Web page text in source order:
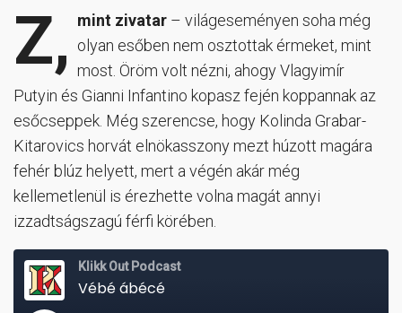
Z, mint zivatar – világeseményen soha még
olyan esőben nem osztottak érmeket, mint
most. Öröm volt nézni, ahogy Vlagyimír
Putyin és Gianni Infantino kopasz fején koppannak az
esőcseppek. Még szerencse, hogy Kolinda Grabar-
Kitarovics horvát elnökasszony mezt húzott magára
fehér blúz helyett, mert a végén akár még
kellemetlenül is érezhette volna magát annyi
izzadtságszagú férfi körében.